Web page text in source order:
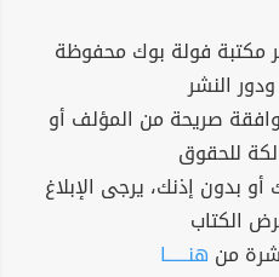
مكتبة فولة بوك محفوظة
النشر
صريحة من المؤلف أو
للحقوق
بدون إذنك، يرجى الإبلاغ
الكتاب
من هنــــــا